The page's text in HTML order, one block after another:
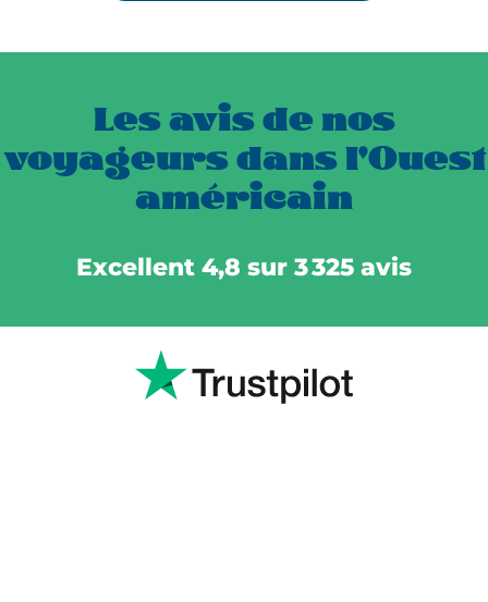
Les avis de nos
voyageurs dans l'Ouest
américain
Excellent 4,8 sur 3 325 avis